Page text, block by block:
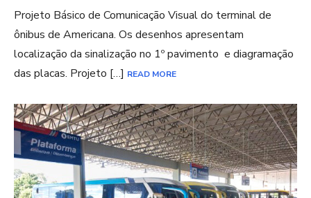
Projeto Básico de Comunicação Visual do terminal de
ônibus de Americana. Os desenhos apresentam
localização da sinalização no 1º pavimento e diagramação
das placas. Projeto […] READ MORE